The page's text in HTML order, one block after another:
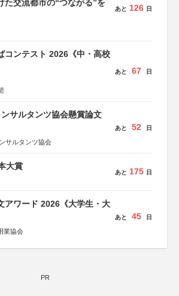
た交流都市の“つながる”を
あと 126 日
コンテスト 2026《中・高校
あと 67 日
サルタンツ協会懸賞論文
サルタンツ協会
あと 52 日
大賞
あと 175 日
アワード 2026《大学生・大
業協会
あと 45 日
PR